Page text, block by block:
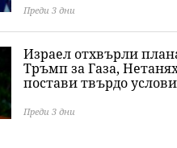
Преди 3 дни
Израел отхвърли
Тръмп за Газа,
постави твърдо
Преди 3 дни